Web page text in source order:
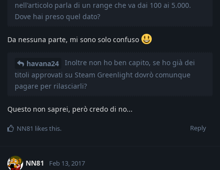
nell'articolo parla di un range che va dai 100 ai 5.000.
Dove hai preso quel dato?
Da nessuna parte, mi sono solo confuso
havana24
Inoltre non ho ben capito, se ho già dei
titoli approvati su Steam Greenlight dovrò comunque
pagare per rilasciarli?
Questo non saprei, però credo di no...
Reply
NN81 likes this.
NN81 Feb 13, 2017